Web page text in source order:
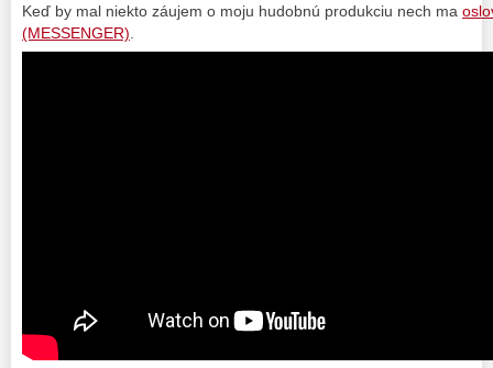
Keď by mal niekto záujem o moju hudobnú produkciu nech ma
(MESSENGER)